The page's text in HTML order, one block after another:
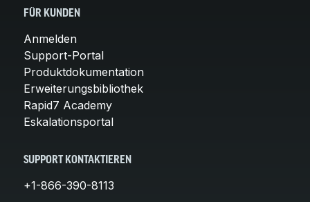
FÜR KUNDEN
Anmelden
Support-Portal
Produktdokumentation
Erweiterungsbibliothek
Rapid7 Academy
Eskalationsportal
SUPPORT KONTAKTIEREN
+1-866-390-8113